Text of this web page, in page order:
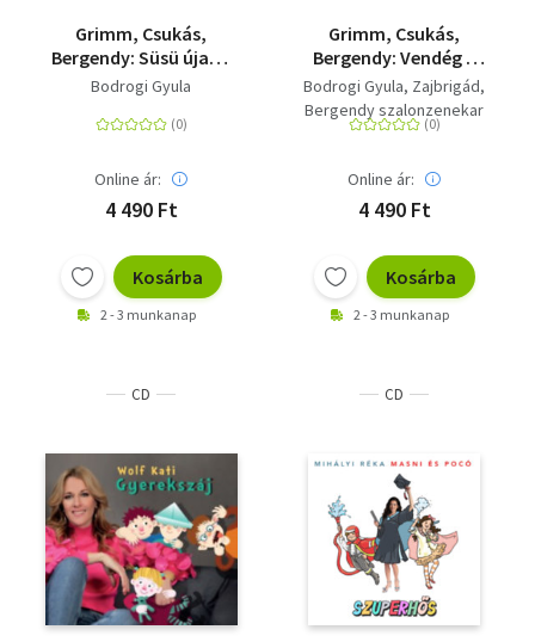
Grimm, Csukás,
Bergendy: Süsü újabb
kalandjai - Hófehérke
Bodrogi Gyula
Online ár:
4 490 Ft
Kosárba
2 - 3 munkanap
Grimm, Csukás,
Bergendy: Vendég a
háznál, öröm a háznál
- Süsü, a pesztra -
Hófehérke
Bodrogi Gyula Zajbrigád
Bergendy szalonzenekar
Online ár:
4 490 Ft
Kosárba
2 - 3 munkanap
CD CD